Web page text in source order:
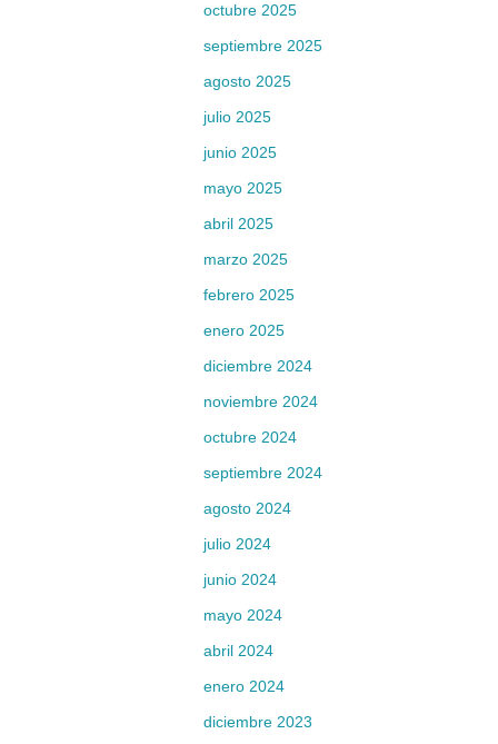
octubre 2025
septiembre 2025
agosto 2025
julio 2025
junio 2025
mayo 2025
abril 2025
marzo 2025
febrero 2025
enero 2025
diciembre 2024
noviembre 2024
octubre 2024
septiembre 2024
agosto 2024
julio 2024
junio 2024
mayo 2024
abril 2024
enero 2024
diciembre 2023